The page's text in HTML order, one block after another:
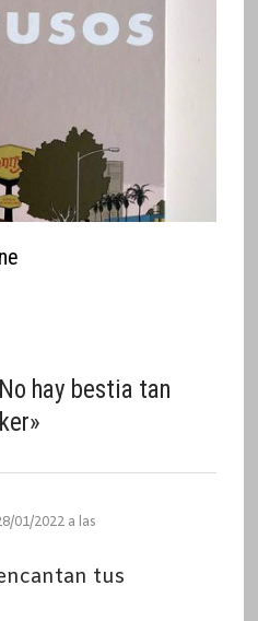
No hay bestia tan
»
01/2022 a las
tus